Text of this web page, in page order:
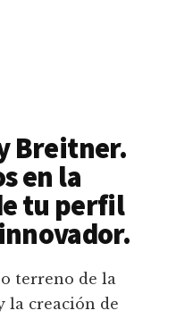
Breitner.
en la
tu perfil
terreno de la
la creación de